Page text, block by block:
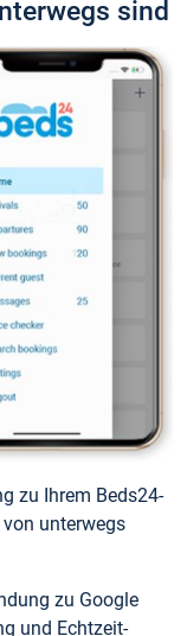
sind
zu Ihrem Beds24-
unterwegs
zu Google
und Echtzeit-